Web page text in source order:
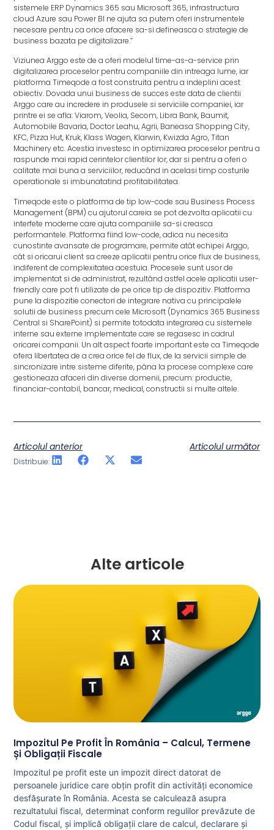
sistemele ERP Dynamics 365 sau Microsoft 365, infrastructura
cloud Azure sau Power BI ne ajuta sa putem oferi instrumentele
necesare pentru ca orice afacere sa-si defineasca o strategie de
business bazata pe digitalizare.”
Viziunea Arggo este de a oferi modelul time-as-a-service prin
digitalizarea proceselor pentru companiile din intreaga lume, iar
platforma Timeqode a fost construita pentru a indeplini acest
obiectiv. Dovada unui business de succes este data de clientii
Arggo care au incredere in produsele si serviciile companiei, iar
printre ei se afla: Viarom, Veolia, Secom, Libra Bank, Baumit,
Automobile Bavaria, Doctor Leahu, Agrii, Baneasa Shopping City,
KFC, Pizza Hut, Kruk, Klass Wagen, Klarwin, Kwizda Agro, Titan
Machinery etc. Acestia investesc in optimizarea proceselor pentru a
raspunde mai rapid cerintelor clientilor lor, dar si pentru a oferi o
calitate mai buna a serviciilor, reducând in acelasi timp costurile
operationale si imbunatatind profitabilitatea.
Timeqode este o platforma de tip low-code sau Business Process
Management (BPM) cu ajutorul careia se pot dezvolta aplicatii cu
interfete moderne care ajuta companiile sa-si creasca
performantele. Platforma fiind low-code, adica nu necesita
cunostinte avansate de programare, permite atât echipei Arggo,
cât si oricarui client sa creeze aplicatii pentru orice flux de business,
indiferent de complexitatea acestuia. Procesele sunt usor de
implementat si de administrat, rezultând astfel acele aplicatii user-
friendly care pot fi utilizate de pe orice tip de dispozitiv. Platforma
pune la dispozitie conectori de integrare nativa cu principalele
solutii de business precum cele Microsoft (Dynamics 365 Business
Central si SharePoint) si permite totodata integrarea cu sistemele
interne sau externe implementate care se regasesc in cadrul
oricarei companii. Un alt aspect foarte important este ca Timeqode
ofera libertatea de a crea orice fel de flux, de la servicii simple de
sincronizare intre sisteme diferite, pâna la procese complexe care
gestioneaza afaceri din diverse domenii, precum: productie,
financiar-contabil, bancar, medical, constructii si multe altele.
Articolul anterior Articolul următor
Distribuie:
Alte articole
Impozitul Pe Profit În România – Calcul, Termene
Și Obligații Fiscale
Impozitul pe profit este un impozit direct datorat de
persoanele juridice care obțin profit din activități economice
desfășurate în România. Acesta se calculează asupra
rezultatului fiscal, determinat conform regulilor prevăzute de
Codul fiscal, și implică obligații clare de calcul, declarare și